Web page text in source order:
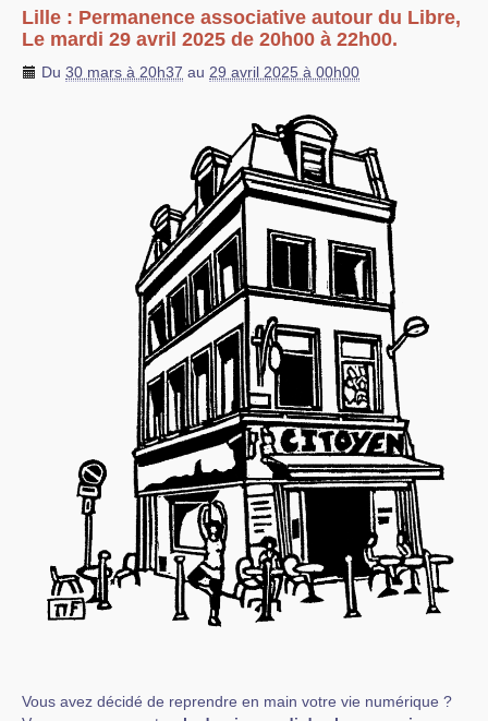
Lille : Permanence associative autour du Libre,
Le mardi 29 avril 2025 de 20h00 à 22h00.
Du 30 mars à 20h37 au 29 avril 2025 à 00h00
Vous avez décidé de reprendre en main votre vie numérique ?